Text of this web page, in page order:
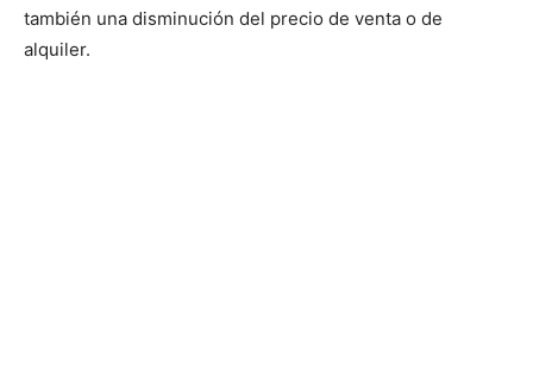
también una disminución del precio de venta o de
alquiler.